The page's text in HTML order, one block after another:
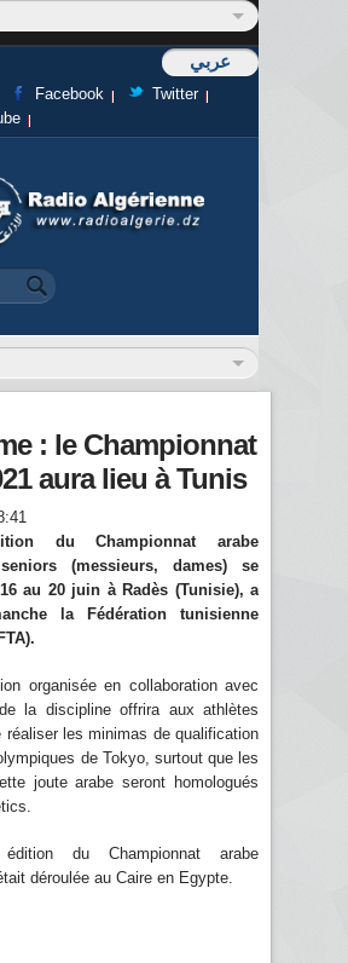
عربي
Facebook
Twitter
de recherche
: le Championnat
aura lieu à Tunis
du Championnat arabe
(messieurs, dames) se
au 20 juin à Radès (Tunisie), a
la Fédération tunisienne
organisée en collaboration avec
la discipline offrira aux athlètes
réaliser les minimas de qualification
de Tokyo, surtout que les
joute arabe seront homologués
édition du Championnat arabe
déroulée au Caire en Egypte.